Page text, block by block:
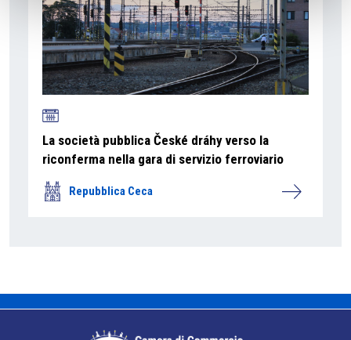
La società pubblica České dráhy verso la
riconferma nella gara di servizio ferroviario
Repubblica Ceca